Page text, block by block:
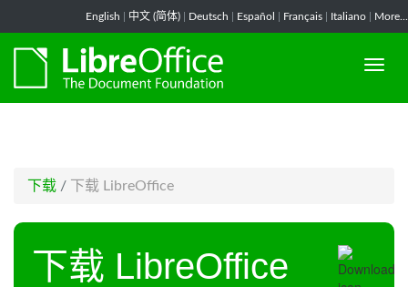
English 中文 (简体) Deutsch Español Français Italiano More...
下载 / 下载 LibreOffice
下载 LibreOffice